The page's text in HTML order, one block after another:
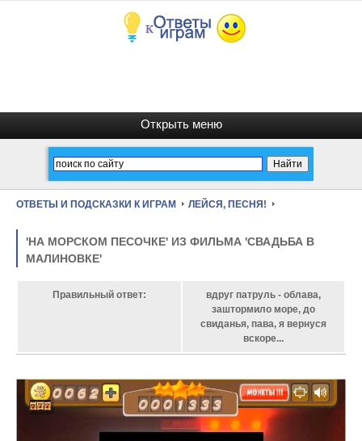
ОТВЕТЫ И ПОДСКАЗКИ К ИГРАМ ЛЕЙСЯ, ПЕСНЯ!
'НА МОРСКОМ ПЕСОЧКЕ' ИЗ ФИЛЬМА 'СВАДЬБА В
МАЛИНОВКЕ'
Правильный ответ:
вдруг патруль - облава,
заштормило море, до
свиданья, пава, я вернуся
вскоре...